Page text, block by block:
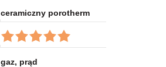
ceramiczny porotherm
gaz, prąd